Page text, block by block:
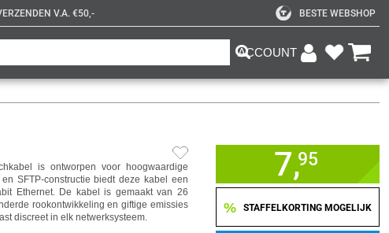
V.A. €50,- BESTE WEBSHOP
ACCOUNT
is ontworpen voor hoogwaardige
SFTP-constructie biedt deze kabel een
Ethernet. De kabel is gemaakt van 26
rookontwikkeling en giftige emissies
discreet in elk netwerksysteem.
7,95
% STAFFELKORTING MOGELIJK